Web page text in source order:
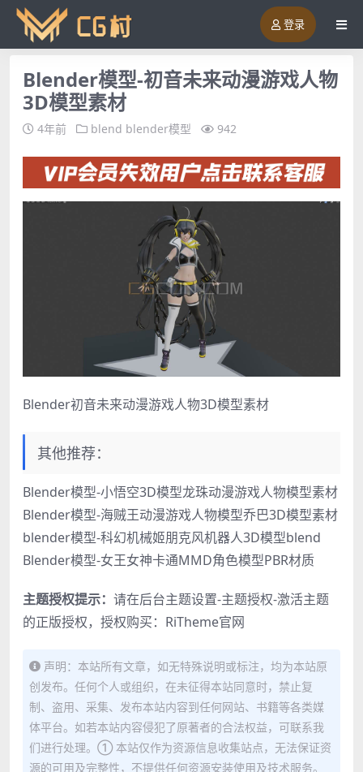
登录
Blender模型-初音未来动漫游戏人物
3D模型素材
4年前 blend blender模型 942
Blender初音未来动漫游戏人物3D模型素材
其他推荐：
Blender模型-小悟空3D模型龙珠动漫游戏人物模型素材
Blender模型-海贼王动漫游戏人物模型乔巴3D模型素材
blender模型-科幻机械姬朋克风机器人3D模型blend
Blender模型-女王女神卡通MMD角色模型PBR材质
主题授权提示： 请在后台主题设置-主题授权-激活主题
的正版授权，授权购买： RiTheme官网
声明：本站所有文章，如无特殊说明或标注，均为本站原
创发布。任何个人或组织，在未征得本站同意时，禁止复
制、盗用、采集、发布本站内容到任何网站、书籍等各类媒
体平台。如若本站内容侵犯了原著者的合法权益，可联系我
们进行处理。① 本站仅作为资源信息收集站点，无法保证资
源的可用及完整性，不提供任何资源安装使用及技术服务。